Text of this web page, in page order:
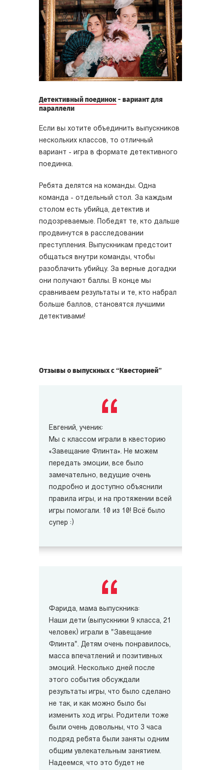
Детективный поединок- вариант для
параллели
Если вы хотите объединить выпускников
нескольких классов, то отличный
вариант - игра в формате детективного
поединка.
Ребята делятся на команды. Одна
команда - отдельный стол. За каждым
столом есть убийца, детектив и
подозреваемые. Победят те, кто дальше
продвинутся в расследовании
преступления. Выпускникам предстоит
общаться внутри команды, чтобы
разоблачить убийцу. За верные догадки
они получают баллы. В конце мы
сравниваем результаты и те, кто набрал
больше баллов, становятся лучшими
детективами!
Отзывы о выпускных с “Квесторией”
Евгений, ученик:
Мы с классом играли в квесторию
«Завещание Флинта». Не можем
передать эмоции, все было
замечательно, ведущие очень
подробно и доступно объяснили
правила игры, и на протяжении всей
игры помогали. 10 из 10! Всё было
супер :)
Фарида, мама выпускника:
Наши дети (выпускники 9 класса, 21
человек) играли в "Завещание
Флинта". Детям очень понравилось,
масса впечатлений и позитивных
эмоций. Несколько дней после
этого события обсуждали
результаты игры, что было сделано
не так, и как можно было бы
изменить ход игры. Родители тоже
были очень довольны, что 3 часа
подряд ребята были заняты одним
общим увлекательным занятием.
Надеемся, что это будет не